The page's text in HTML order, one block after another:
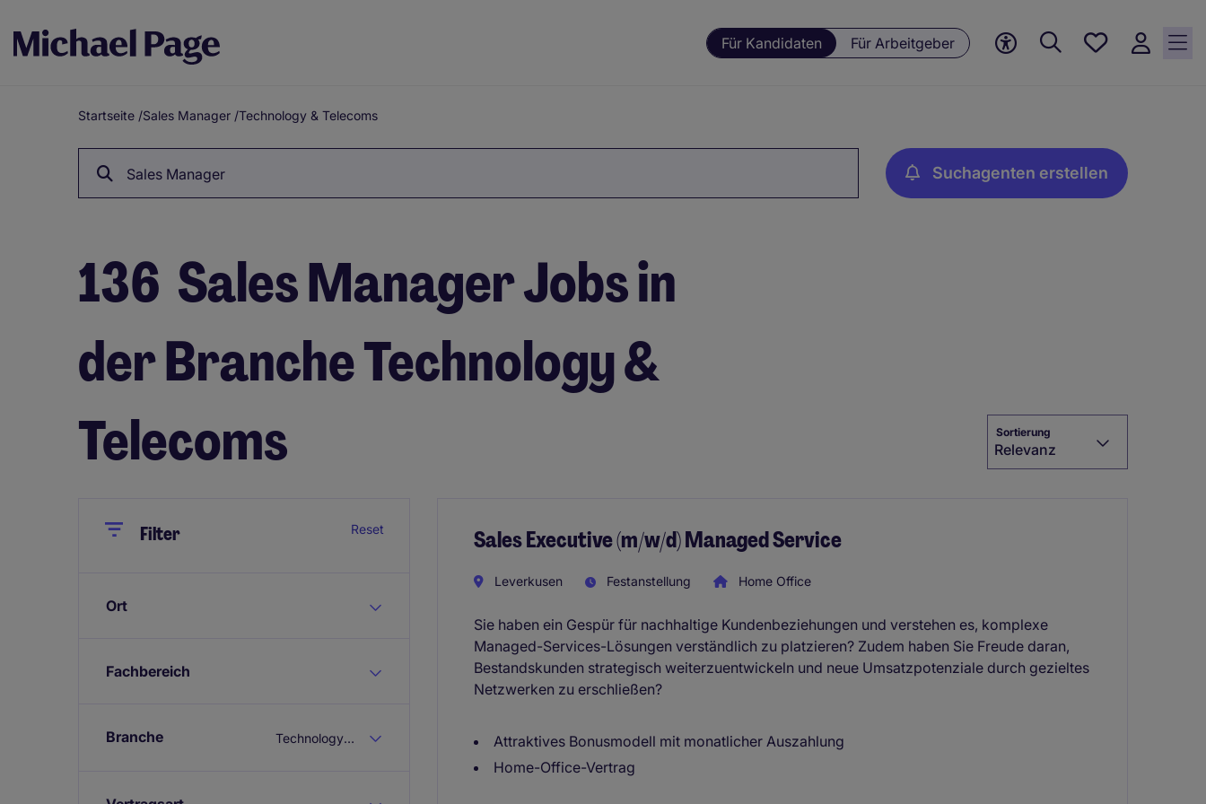
Für Kandidaten Für Arbeitgeber
Meine
Breadcrumb
Startseite /Sales Manager /Technology & Telecoms
Sales Manager Suchagenten erstellen
136 Sales Manager Jobs in
der Branche Technology &
Telecoms
Sortierung
Relevanz
CloseFilter Reset
Ort
Fachbereich
Branche Technology & Telecoms
Sales Executive (m/w/d) Managed Service
Leverkusen Festanstellung Home Office
Sie haben ein Gespür für nachhaltige Kundenbeziehungen und verstehen es, komplexe
Managed-Services-Lösungen verständlich zu platzieren? Zudem haben Sie Freude daran,
Bestandskunden strategisch weiterzuentwickeln und neue Umsatzpotenziale durch gezieltes
Netzwerken zu erschließen?
Attraktives Bonusmodell mit monatlicher Auszahlung
Home-Office-Vertrag